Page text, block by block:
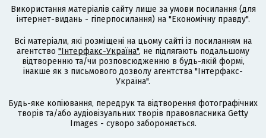
Використання матеріалів сайту лише за умови посилання (для
інтернет-видань - гіперпосилання) на "Економічну правду".
Всі матеріали, які розміщені на цьому сайті із посиланням на
агентство "Інтерфакс-Україна", не підлягають подальшому
відтворенню та/чи розповсюдженню в будь-якій формі,
інакше як з письмового дозволу агентства "Інтерфакс-
Україна".
Будь-яке копіювання, передрук та відтворення фотографічних
творів та/або аудіовізуальних творів правовласника Getty
Images - суворо забороняється.